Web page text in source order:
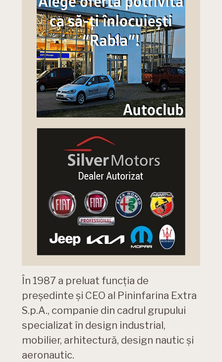
În 1987 a preluat funcția de
președinte și CEO al Pininfarina Extra
S.p.A., companie din cadrul grupului
specializat în design industrial,
mobilier, arhitectură, design nautic și
aeronautic.